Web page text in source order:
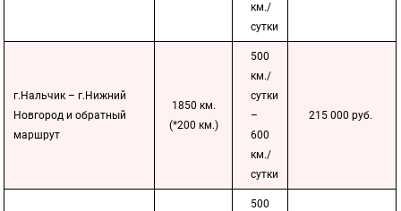
км./
сутки
г.Нальчик – г.Нижний
Новгород и обратный
маршрут
1850 км.
(*200 км.)
500
км./
сутки
–
600
км./
сутки
215 000 руб.
500